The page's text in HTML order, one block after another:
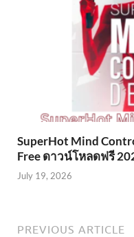
SuperHot Mind
Free ดาวน์โหลดฟรี
July 19, 2026
PREVIOUS ARTICLE